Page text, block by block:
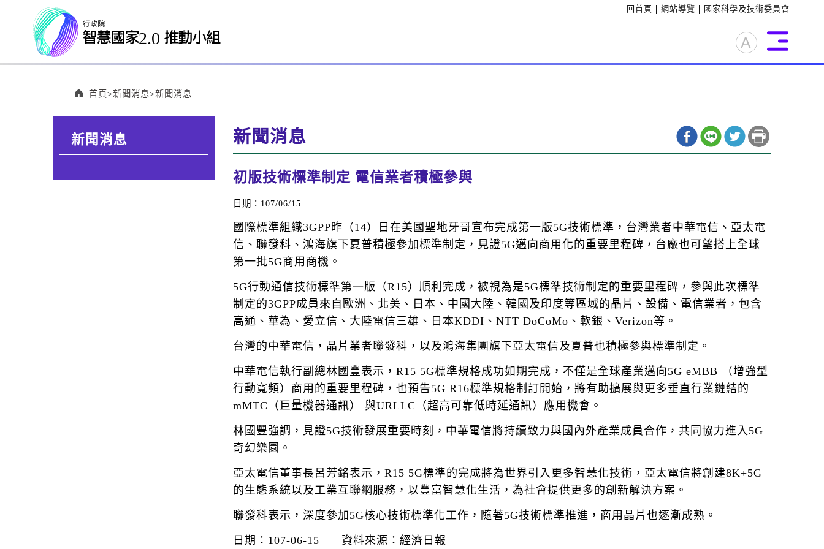
回首頁 網站導覽 國家科學及技術委員會
打開文字大小切換清單
首頁 新聞消息 新聞消息
新聞消息 新聞消息
:::
初版技術標準制定 電信業者積極參與
日期：107/06/15
國際標準組織3GPP昨（14）日在美國聖地牙哥宣布完成第一版5G技術標準，台灣業者中華電信、亞太電
信、聯發科、鴻海旗下夏普積極參加標準制定，見證5G邁向商用化的重要里程碑，台廠也可望搭上全球
第一批5G商用商機。
5G行動通信技術標準第一版（R15）順利完成，被視為是5G標準技術制定的重要里程碑，參與此次標準
制定的3GPP成員來自歐洲、北美、日本、中國大陸、韓國及印度等區域的晶片、設備、電信業者，包含
高通、華為、愛立信、大陸電信三雄、日本KDDI、NTT DoCoMo、軟銀、Verizon等。
台灣的中華電信，晶片業者聯發科，以及鴻海集團旗下亞太電信及夏普也積極參與標準制定。
中華電信執行副總林國豐表示，R15 5G標準規格成功如期完成，不僅是全球產業邁向5G eMBB （增強型
行動寬頻）商用的重要里程碑，也預告5G R16標準規格制訂開始，將有助擴展與更多垂直行業鏈結的
mMTC（巨量機器通訊） 與URLLC（超高可靠低時延通訊）應用機會。
林國豐強調，見證5G技術發展重要時刻，中華電信將持續致力與國內外產業成員合作，共同協力進入5G
奇幻樂園。
亞太電信董事長呂芳銘表示，R15 5G標準的完成將為世界引入更多智慧化技術，亞太電信將創建8K+5G
的生態系統以及工業互聯網服務，以豐富智慧化生活，為社會提供更多的創新解決方案。
聯發科表示，深度參加5G核心技術標準化工作，隨著5G技術標準推進，商用晶片也逐漸成熟。
日期：107-06-15 資料來源：經濟日報